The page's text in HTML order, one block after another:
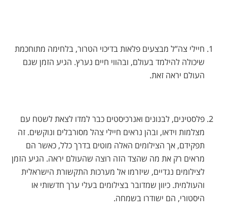
חיילי צה”ל מבצעים פלאות בדיכוי הטרור, בלחימה מתוחכמת
שיכולה להילמד בעולם, ובהווי חיים נערץ. הגיע הזמן שגם
העולם יראה זאת.
פלסטינים, לבנונים ואנרכיסטים כבר למדו לצאת לשטח עם
מצלמות וידאו, ובהן נראים חיילי צהל מסורבלים ונוקשים. זה
תפקידם, אך הצילומים האלה מוטים בדרך כלל, כאשר הם
מראים רק את מה שהצד הזה רוצה שהעולם יראה. הגיע הזמן
לצילומים נגדיים, שיזרמו אל מערכות התקשורת הישראלית
והעולמית. כיוון שמדובר בצילומים בעלי ערך חדשותי או
היסטורי, הם ישודרו בשמחה.